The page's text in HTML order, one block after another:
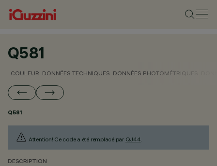
Q581
COULEUR DONNÉES TECHNIQUES DONNÉES PHOTOMÉTRIQUES
Q581
Attention! Ce code a été remplacé par QJ44.
DESCRIPTION